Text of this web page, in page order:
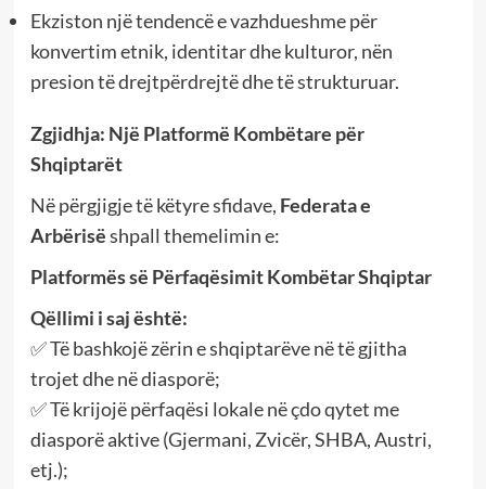
Ekziston një tendencë e vazhdueshme për
konvertim etnik, identitar dhe kulturor, nën
presion të drejtpërdrejtë dhe të strukturuar.
Zgjidhja: Një Platformë Kombëtare për
Shqiptarët
Në përgjigje të këtyre sfidave, Federata e
Arbërisëshpall themelimin e:
Platformës së Përfaqësimit Kombëtar Shqiptar
Qëllimi i saj është:
✅ Të bashkojë zërin e shqiptarëve në të gjitha
trojet dhe në diasporë;
✅ Të krijojë përfaqësi lokale në çdo qytet me
diasporë aktive (Gjermani, Zvicër, SHBA, Austri,
etj.);